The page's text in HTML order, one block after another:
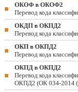
ОКОФ в ОКОФ2
Перевод кода
ОКДП в ОКПД2
Перевод кода
ОКП в ОКПД2
Перевод кода
ОКПД в ОКПД2
Перевод кода
ОКПД2 (ОК 034-2014